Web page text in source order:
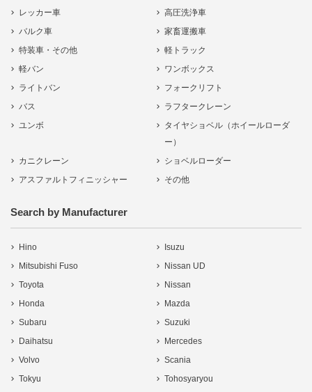
レッカー車
高圧洗浄車
バルク車
家畜運搬車
特装車・その他
軽トラック
軽バン
ワンボックス
ライトバン
フォークリフト
バス
ラフタークレーン
ユンボ
タイヤショベル（ホイールローダ
ー）
カニクレーン
ショベルローダー
アスファルトフィニッシャー
その他
Search by Manufacturer
Hino
Isuzu
Mitsubishi Fuso
Nissan UD
Toyota
Nissan
Honda
Mazda
Subaru
Suzuki
Daihatsu
Mercedes
Volvo
Scania
Tokyu
Tohosyaryou